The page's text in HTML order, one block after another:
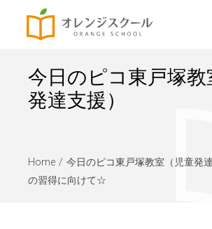
今日のピコ東戸塚教
発達支援）
Home 今日のピコ東戸塚教室（児童発達
の習得に向けて☆